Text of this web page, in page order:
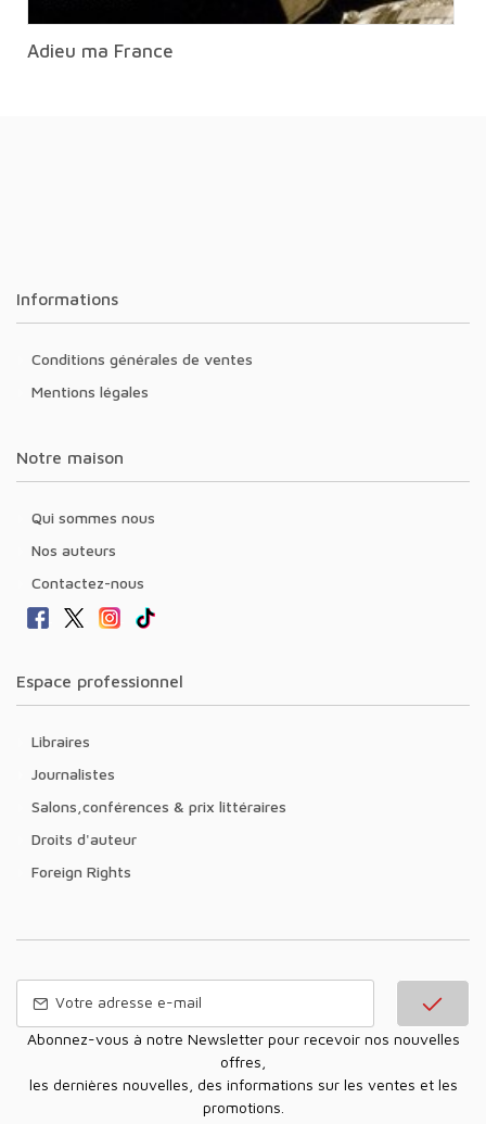
Adieu ma France
Informations
Conditions générales de ventes
Mentions légales
Notre maison
Qui sommes nous
Nos auteurs
Contactez-nous
Espace professionnel
Libraires
Journalistes
Salons,conférences & prix littéraires
Droits d'auteur
Foreign Rights
Abonnez-vous à notre Newsletter pour recevoir nos nouvelles
offres,
les dernières nouvelles, des informations sur les ventes et les
promotions.